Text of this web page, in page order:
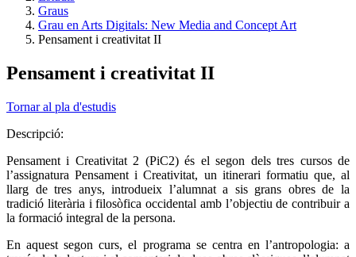
Graus
Grau en Arts Digitals: New Media and Concept Art
Pensament i creativitat II
Pensament i creativitat II
Tornar al pla d'estudis
Descripció:
Pensament i Creativitat 2 (PiC2) és el segon dels tres cursos de
l’assignatura Pensament i Creativitat, un itinerari formatiu que, al
llarg de tres anys, introdueix l’alumnat a sis grans obres de la
tradició literària i filosòfica occidental amb l’objectiu de contribuir a
la formació integral de la persona.
En aquest segon curs, el programa se centra en l’antropologia: a